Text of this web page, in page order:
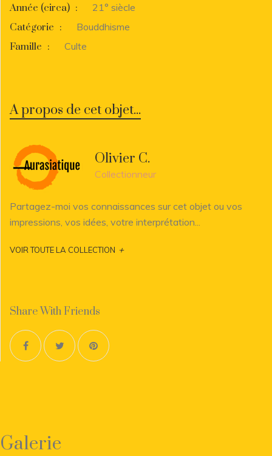
Année (circa) :
21° siècle
Catégorie :
Bouddhisme
Famille : Culte
A propos de cet objet...
Olivier C.
Collectionneur
Partagez-moi vos connaissances sur cet objet ou vos
impressions, vos idées, votre interprétation...
VOIR TOUTE LA COLLECTION +
Share With Friends
Galerie